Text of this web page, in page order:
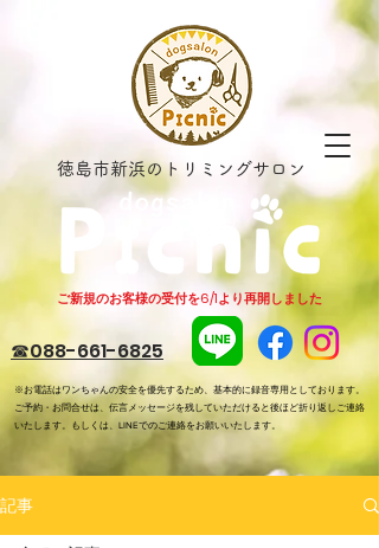
​☎088-661-6825
徳島市新浜のトリミングサロン
※お電話はワンちゃんの安全を優先するため、基本的に録音専用と しております。
ご予約・お問合せは、 伝言メッセージを残していただけると後ほど折り返しご連絡
いたします。もしくは、LINEでのご連絡をお願いいたします。
​ご新規のお客様の受付を6/1より再開しました
記事